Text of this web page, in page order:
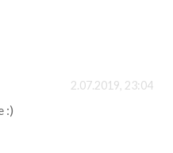
2.07.2019, 23:04
:)